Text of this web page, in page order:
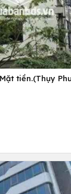
tiền.(Thụy